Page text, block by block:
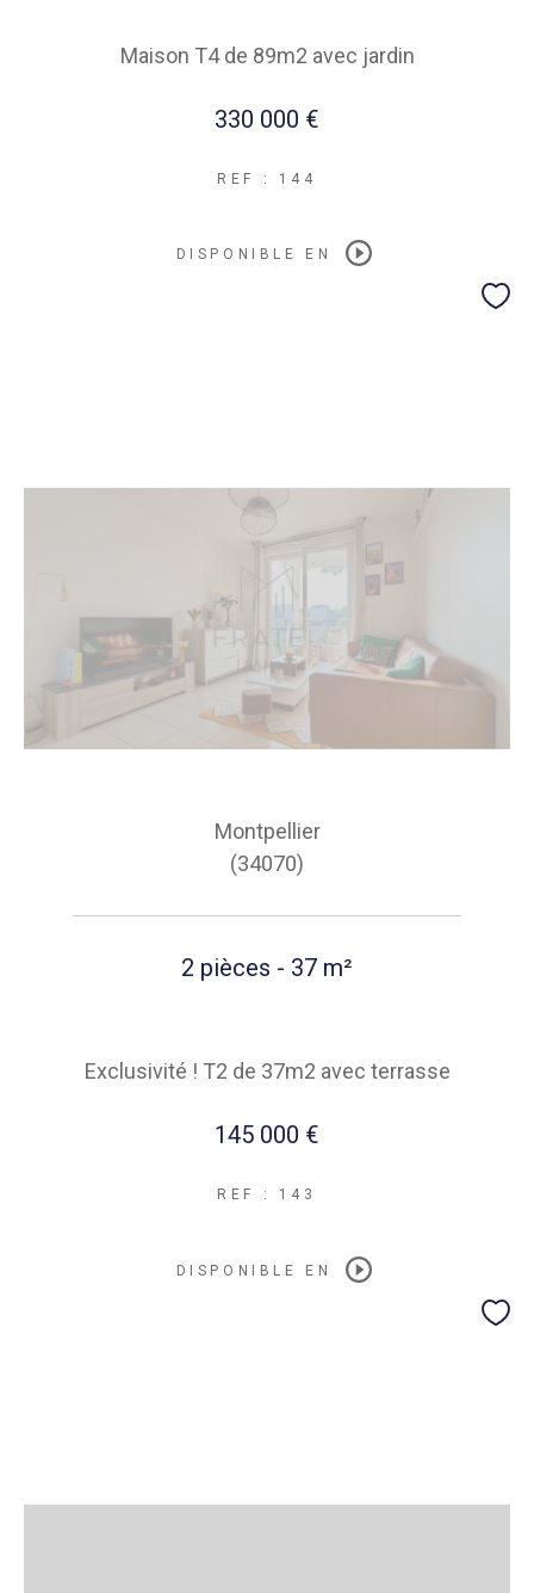
Maison T4 de 89m2 avec jardin
330 000 €
REF : 144
DISPONIBLE EN
Montpellier
(34070)
2 pièces - 37 m²
Exclusivité ! T2 de 37m2 avec terrasse
145 000 €
REF : 143
DISPONIBLE EN